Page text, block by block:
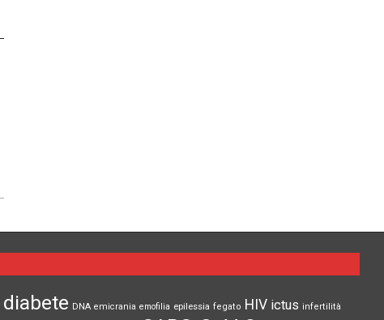
diabete DNA emicrania emofilia epilessia fegato HIV ictus infertilità